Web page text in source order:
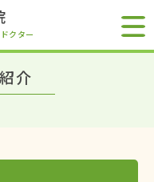
クター
介